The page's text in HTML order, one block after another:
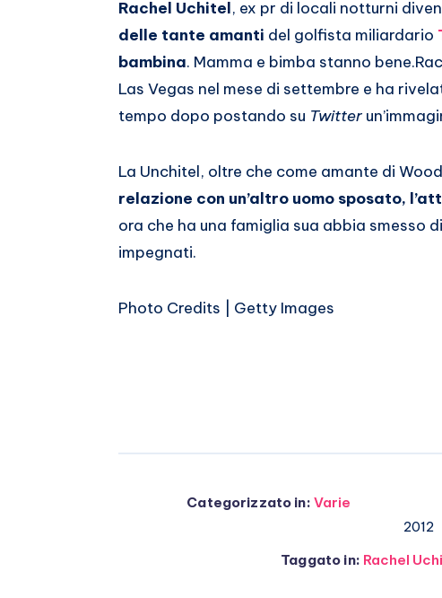
Whatsapp
Rachel Uchitel, ex pr di locali notturni
delle tante amanti del golfista miliardario
bambina. Mamma e bimba stanno bene.
Las Vegas nel mese di settembre e ha
tempo dopo postando su Twitter
La Unchitel, oltre che come amante di
relazione con un’altro uomo sposato,
ora che ha una famiglia sua abbia smesso
impegnati.
Photo Credits | Getty Images
Categorizzato in: Varie
2012
Taggato in: Rachel